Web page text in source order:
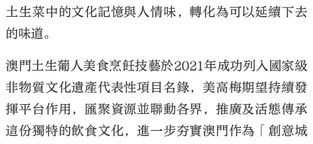
土生菜中的文化記憶與人情味，轉化為可以延續下去
的味道。
澳門土生葡人美食烹飪技藝於2021年成功列入國家級
非物質文化遺產代表性項目名錄，美高梅期望持續發
揮平台作用，匯聚資源並聯動各界，推廣及活態傳承
這份獨特的飲食文化，進一步夯實澳門作為「創意城